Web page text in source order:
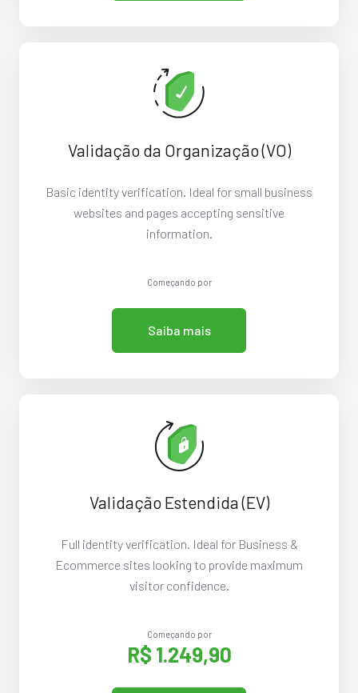
Validação da Organização (VO)
Basic identity verification. Ideal for small business
websites and pages accepting sensitive
information.
Começando por
Saiba mais
Validação Estendida (EV)
Full identity verification. Ideal for Business &
Ecommerce sites looking to provide maximum
visitor confidence.
Começando por
R$ 1.249,90